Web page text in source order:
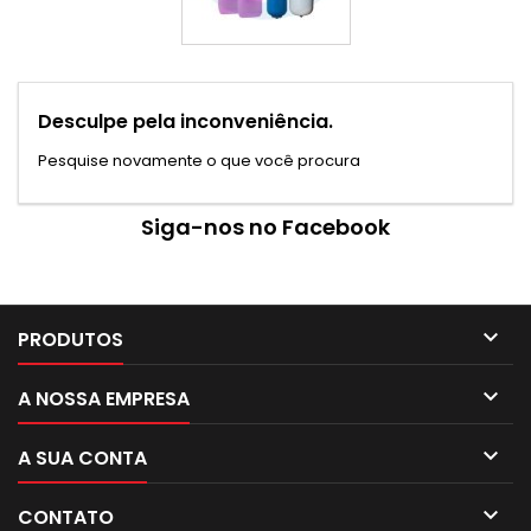
Desculpe pela inconveniência.
Pesquise novamente o que você procura
Siga-nos no Facebook
PRODUTOS 
A NOSSA EMPRESA 
A SUA CONTA 
CONTATO 